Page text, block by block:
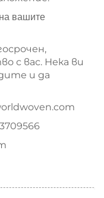
вашите
с вас. Нека ви
и да